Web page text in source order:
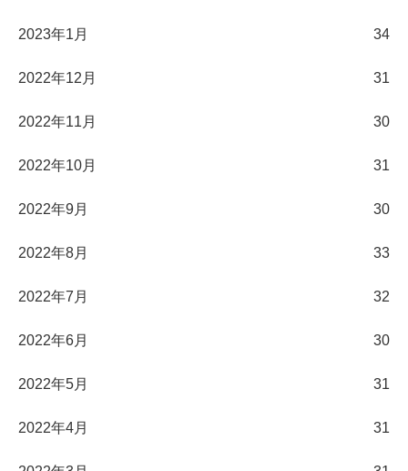
2023年1月 34
2022年12月 31
2022年11月 30
2022年10月 31
2022年9月 30
2022年8月 33
2022年7月 32
2022年6月 30
2022年5月 31
2022年4月 31